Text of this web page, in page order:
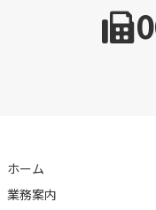
ホーム
業務案内